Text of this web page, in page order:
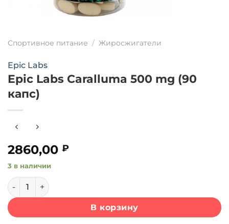
Спортивное питание / Жиросжигатели
Epic Labs
Epic Labs Caralluma 500 mg (90
капс)
2860,00 ₽
3 в наличии
Количество товара Epic Labs Caralluma 500 mg (90 капс)
В корзину